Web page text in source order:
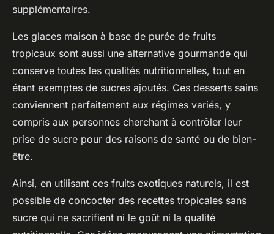
supplémentaires.
Les glaces maison à base de purée de fruits
tropicaux sont aussi une alternative gourmande qui
conserve toutes les qualités nutritionnelles, tout en
étant exemptes de sucres ajoutés. Ces desserts sains
conviennent parfaitement aux régimes variés, y
compris aux personnes cherchant à contrôler leur
prise de sucre pour des raisons de santé ou de bien-
être.
Ainsi, en utilisant ces fruits exotiques naturels, il est
possible de concocter des recettes tropicales sans
sucre qui ne sacrifient ni le goût ni la qualité